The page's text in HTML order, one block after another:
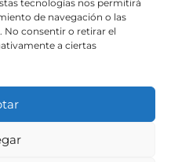
tecnologías nos permitirá
de navegación o las
No consentir o retirar el
a ciertas